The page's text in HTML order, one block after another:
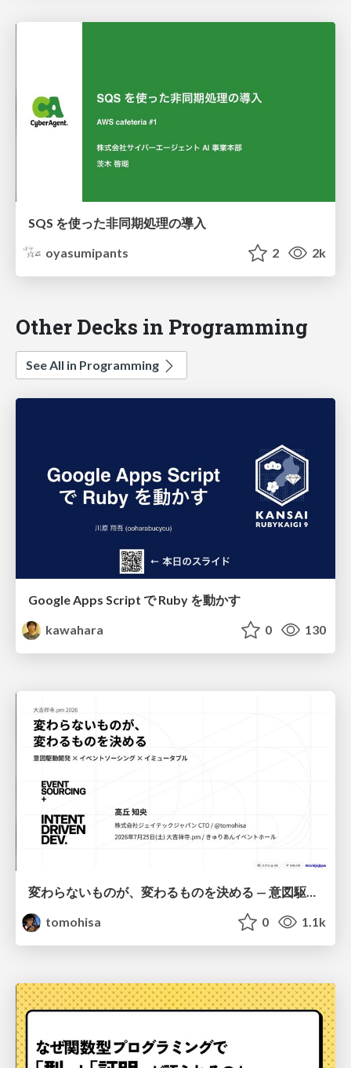
SQS を使った非同期処理の導入
oyasumipants
2 2k
Other Decks in Programming
See All in Programming
Google Apps Script で Ruby を動かす
kawahara
0 130
変わらないものが、変わるものを決める — 意図駆動開発 × イベントソーシング × イミュータブル | What Doesn't Change Decides What Can — IDD × Event Sourcing × Immutability
tomohisa
0 1.1k